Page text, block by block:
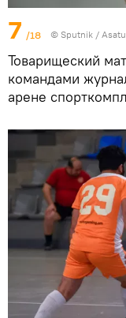
7 /18 © Sputnik /
Товарищеский
командами
арене